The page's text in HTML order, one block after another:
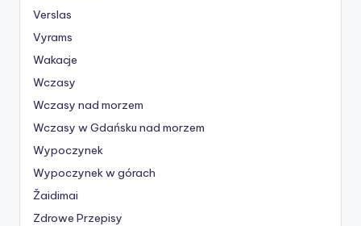
Verslas
Vyrams
Wakacje
Wczasy
Wczasy nad morzem
Wczasy w Gdańsku nad morzem
Wypoczynek
Wypoczynek w górach
Žaidimai
Zdrowe Przepisy